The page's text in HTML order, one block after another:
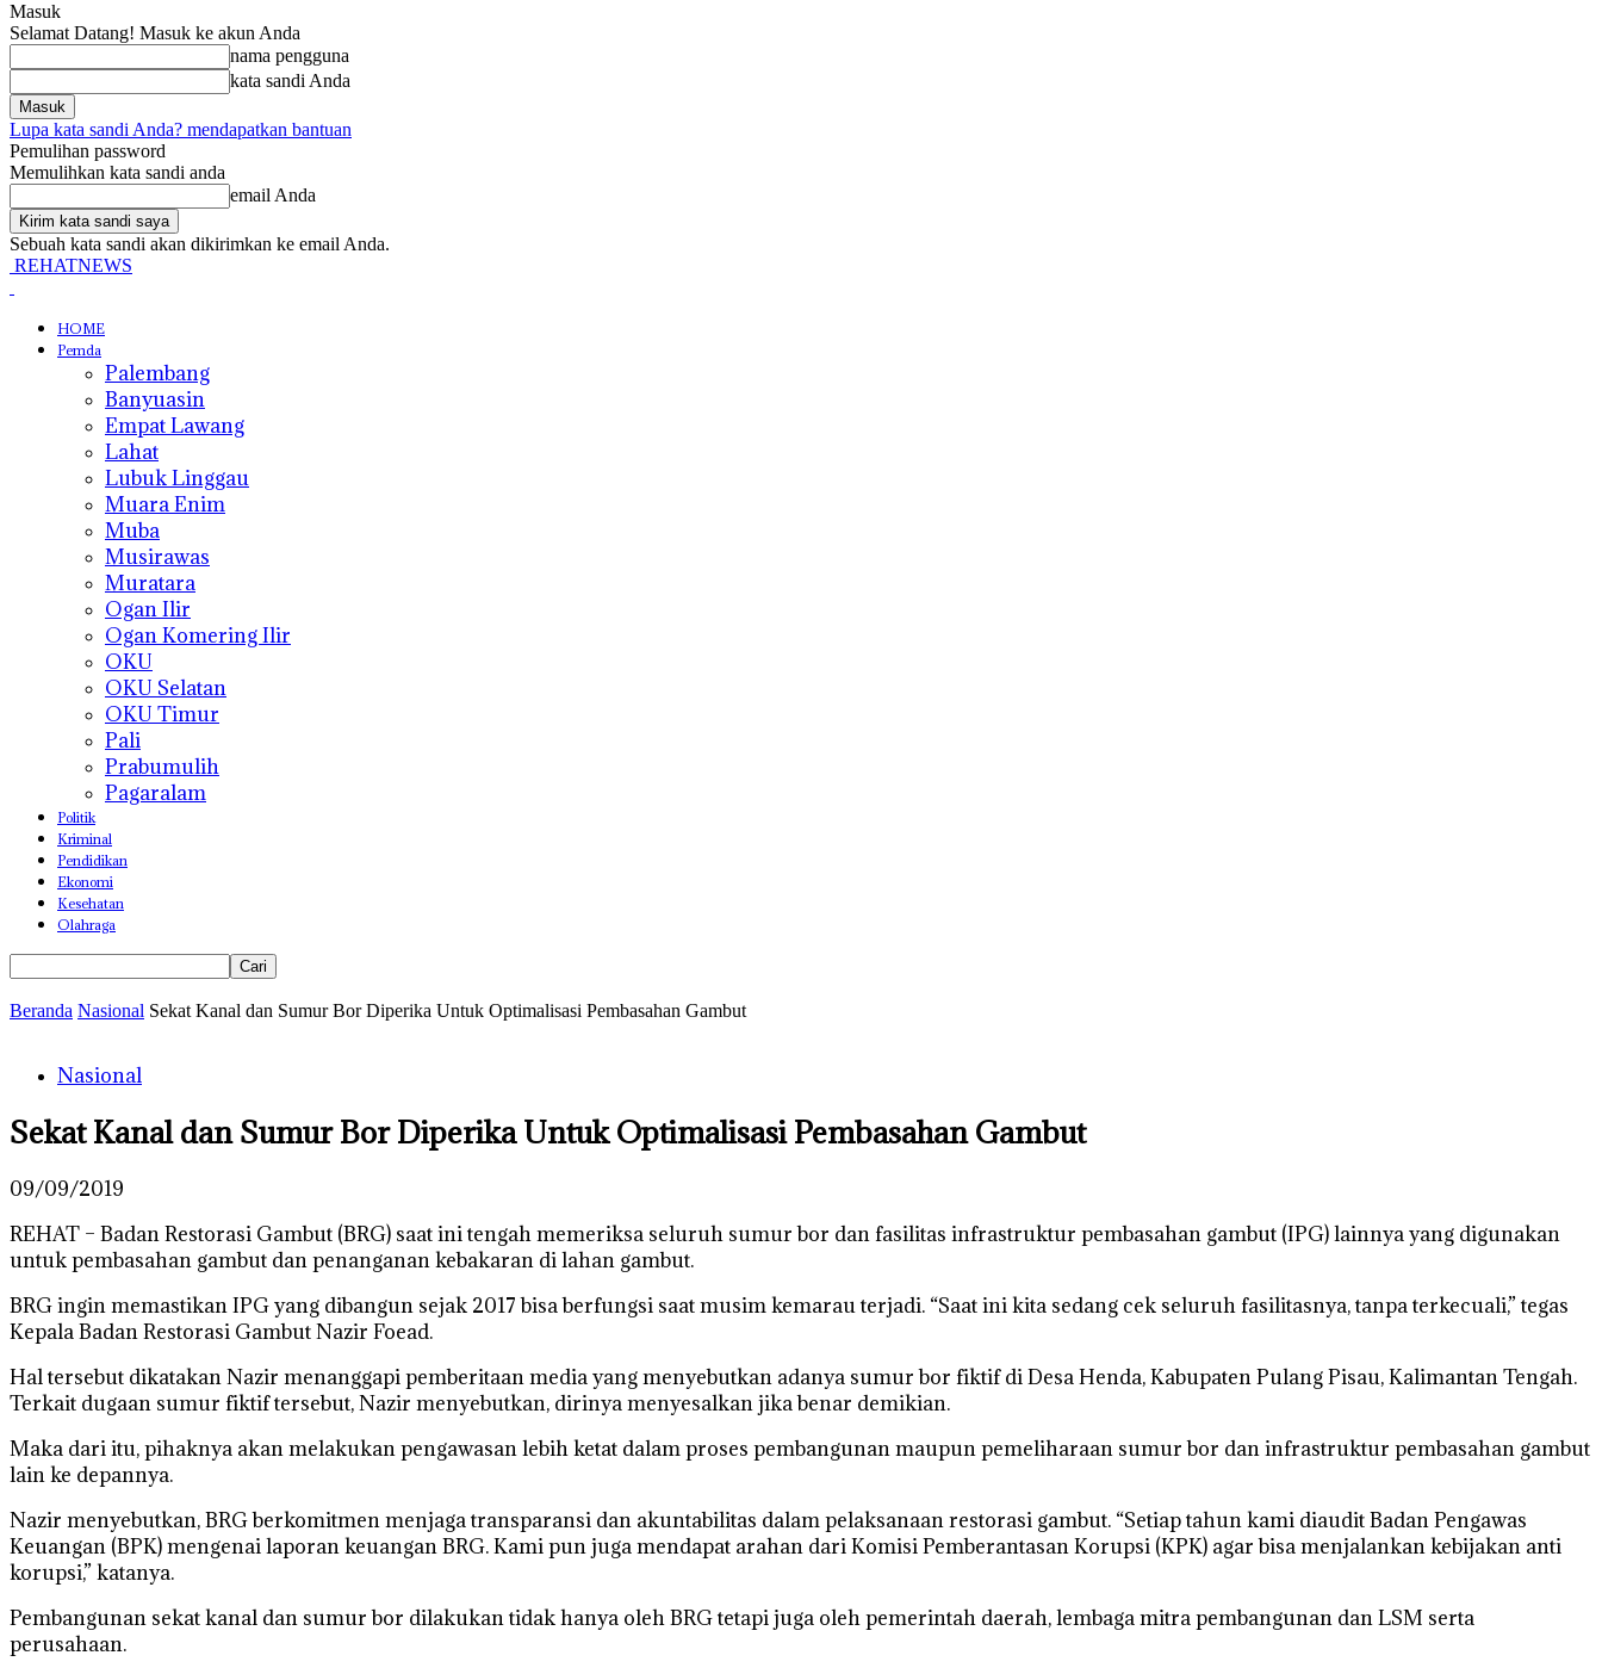
Masuk
Selamat Datang! Masuk ke akun Anda
nama pengguna
kata sandi Anda
Lupa kata sandi Anda? mendapatkan bantuan
Pemulihan password
Memulihkan kata sandi anda
email Anda
Sebuah kata sandi akan dikirimkan ke email Anda.
REHATNEWS
HOME
Pemda
Palembang
Banyuasin
Empat Lawang
Lahat
Lubuk Linggau
Muara Enim
Muba
Musirawas
Muratara
Ogan Ilir
Ogan Komering Ilir
OKU
OKU Selatan
OKU Timur
Pali
Prabumulih
Pagaralam
Politik
Kriminal
Pendidikan
Ekonomi
Kesehatan
Olahraga
Beranda Nasional Sekat Kanal dan Sumur Bor Diperika Untuk Optimalisasi Pembasahan Gambut
Nasional
Sekat Kanal dan Sumur Bor Diperika Untuk Optimalisasi Pembasahan Gambut
09/09/2019
REHAT – Badan Restorasi Gambut (BRG) saat ini tengah memeriksa seluruh sumur bor dan fasilitas infrastruktur pembasahan gambut (IPG) lainnya yang digunakan
untuk pembasahan gambut dan penanganan kebakaran di lahan gambut.
BRG ingin memastikan IPG yang dibangun sejak 2017 bisa berfungsi saat musim kemarau terjadi. “Saat ini kita sedang cek seluruh fasilitasnya, tanpa terkecuali,” tegas
Kepala Badan Restorasi Gambut Nazir Foead.
Hal tersebut dikatakan Nazir menanggapi pemberitaan media yang menyebutkan adanya sumur bor fiktif di Desa Henda, Kabupaten Pulang Pisau, Kalimantan Tengah.
Terkait dugaan sumur fiktif tersebut, Nazir menyebutkan, dirinya menyesalkan jika benar demikian.
Maka dari itu, pihaknya akan melakukan pengawasan lebih ketat dalam proses pembangunan maupun pemeliharaan sumur bor dan infrastruktur pembasahan gambut
lain ke depannya.
Nazir menyebutkan, BRG berkomitmen menjaga transparansi dan akuntabilitas dalam pelaksanaan restorasi gambut. “Setiap tahun kami diaudit Badan Pengawas
Keuangan (BPK) mengenai laporan keuangan BRG. Kami pun juga mendapat arahan dari Komisi Pemberantasan Korupsi (KPK) agar bisa menjalankan kebijakan anti
korupsi,” katanya.
Pembangunan sekat kanal dan sumur bor dilakukan tidak hanya oleh BRG tetapi juga oleh pemerintah daerah, lembaga mitra pembangunan dan LSM serta
perusahaan.